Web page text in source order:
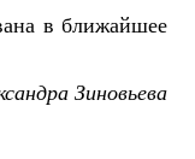
в ближайшее
Зиновьева